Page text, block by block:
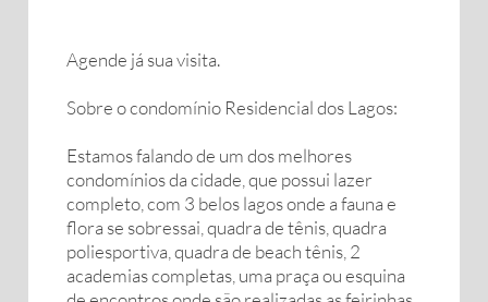
Agende já sua visita.
Sobre o condomínio Residencial dos Lagos:
Estamos falando de um dos melhores
condomínios da cidade, que possui lazer
completo, com 3 belos lagos onde a fauna e
flora se sobressai, quadra de tênis, quadra
poliesportiva, quadra de beach tênis, 2
academias completas, uma praça ou esquina